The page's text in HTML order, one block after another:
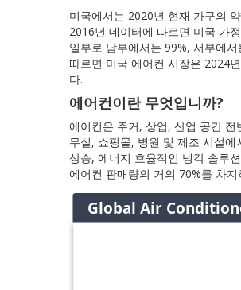
미국에서는 2020년 현재 가구의
2016년 데이터에 따르면 미국 가
일부로 남부에서는 99%, 서부에
따르면 미국 에어컨 시장은 2024
다.
에어컨이란 무엇입니까?
에어컨은 주거, 상업, 산업 공간
무실, 쇼핑몰, 병원 및 제조 시설
상승, 에너지 효율적인 냉각 솔루
에어컨 판매량의 거의 70%를 차